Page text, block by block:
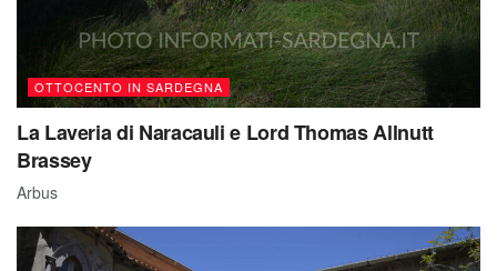
OTTOCENTO IN SARDEGNA
La Laveria di Naracauli e Lord Thomas Allnutt
Brassey
Arbus